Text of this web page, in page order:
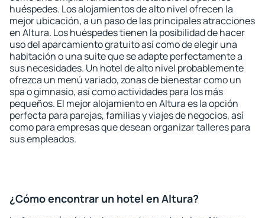
huéspedes. Los alojamientos de alto nivel ofrecen la
mejor ubicación, a un paso de las principales atracciones
en Altura. Los huéspedes tienen la posibilidad de hacer
uso del aparcamiento gratuito así como de elegir una
habitación o una suite que se adapte perfectamente a
sus necesidades. Un hotel de alto nivel probablemente
ofrezca un menú variado, zonas de bienestar como un
spa o gimnasio, así como actividades para los más
pequeños. El mejor alojamiento en Altura es la opción
perfecta para parejas, familias y viajes de negocios, así
como para empresas que desean organizar talleres para
sus empleados.
¿Cómo encontrar un hotel en Altura?